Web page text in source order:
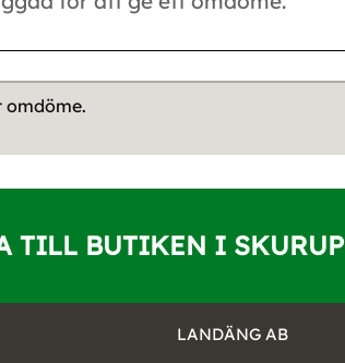
omdöme.
TILL BUTIKEN I SKURUP
LANDÄNG AB